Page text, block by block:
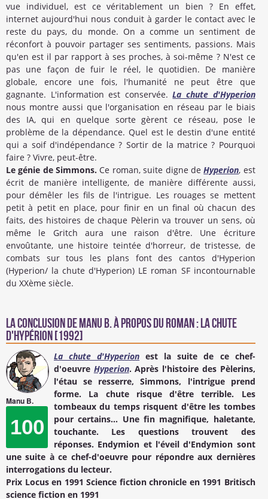
vue individuel, est ce véritablement un bien ? En effet,
internet aujourd'hui nous conduit à garder le contact avec le
reste du pays, du monde. On a comme un sentiment de
réconfort à pouvoir partager ses sentiments, passions. Mais
qu'en est il par rapport à ses proches, à soi-même ? N'est ce
pas une façon de fuir le réel, le quotidien. De manière
globale, encore une fois, l'humanité ne peut être que
gagnante. L'information est conservée.La chute d'Hyperion
nous montre aussi que l'organisation en réseau par le biais
des IA, qui en quelque sorte gèrent ce réseau, pose le
problème de la dépendance. Quel est le destin d'une entité
qui a soif d'indépendance ? Sortir de la matrice ? Pourquoi
faire ? Vivre, peut-être.
Le génie de Simmons. Ce roman, suite digne deHyperion, est
écrit de manière intelligente, de manière différente aussi,
pour démêler les fils de l'intrigue. Les rouages se mettent
petit à petit en place, pour finir en un final où chacun des
faits, des histoires de chaque Pèlerin va trouver un sens, où
même le Gritch aura une raison d'être. Une écriture
envoûtante, une histoire teintée d'horreur, de tristesse, de
combats sur tous les plans font des cantos d'Hyperion
(Hyperion/ la chute d'Hyperion) LE roman SF incontournable
du XXème siècle.
La conclusion de Manu B.à propos du Roman : La Chute
d'Hypérion [1992]
Manu B.
100
La chute d'Hyperion est la suite de ce chef-
d'oeuvre Hyperion. Après l'histoire des Pèlerins,
l'étau se resserre, Simmons, l'intrigue prend
forme. La chute risque d'être terrible. Les
tombeaux du temps risquent d'être les tombes
pour certains... Une fin magnifique, haletante,
touchante. Les questions trouvent des
réponses. Endymion et l'éveil d'Endymion sont
une suite à ce chef-d'oeuvre pour répondre aux dernières
interrogations du lecteur.
Prix Locus en 1991 Science fiction chronicle en 1991 Britisch
science fiction en 1991